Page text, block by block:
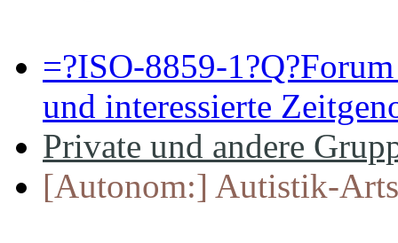
=?ISO-8859-
und interessierte
Private und andere
[Autonom:] Autistik-